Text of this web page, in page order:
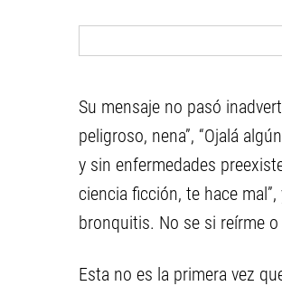
Su mensaje no pasó
peligroso, nena”, “Ojalá
y sin enfermedades
ciencia ficción, te hace
bronquitis. No se si reírme
Esta no es la primera vez